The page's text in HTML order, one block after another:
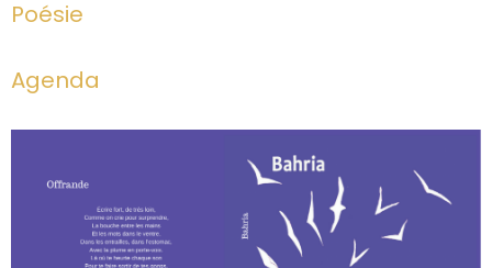
Poésie
Agenda